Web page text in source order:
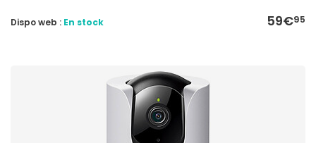
59€95
Dispo web : En stock